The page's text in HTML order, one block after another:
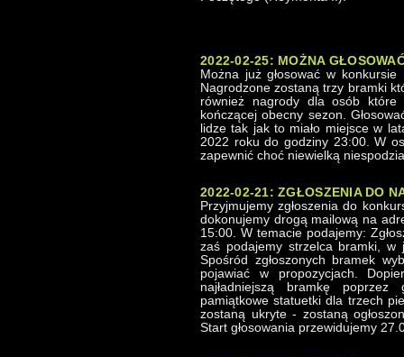
2022-02-25: MOŻNA
Można już głosować w
Nagrodzone zostaną trzy bramki
również nagrody dla osób które
kończącej obecny sezon.
lidze tak jak to miało miejsce w
2022 roku do godziny 23:00. W
zapewnić choć niewielką
2022-02-21: ZGŁOSZENIA DO
Przyjmujemy zgłoszenia do
dokonujemy drogą mailową na
15:00. W temacie podajemy:
zaś podajemy strzelca bramki,
Spośród zgłoszonych bramek
pojawiać w propozycjach.
najładniejszą bramkę
pamiątkowe statuetki dla trzech
zostaną ukryte - zostaną
Start głosowania przewidujemy